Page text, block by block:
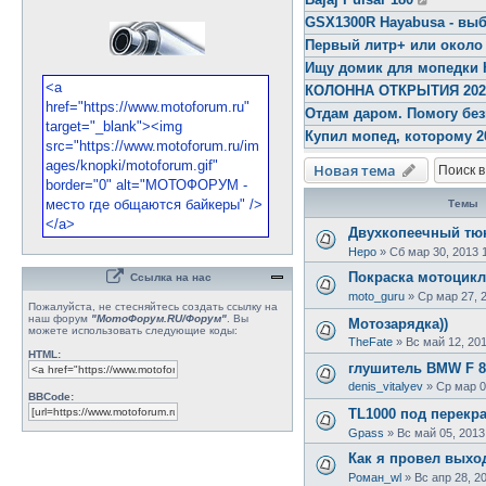
GSX1300R Hayabusa -
Первый литр+ или около
Ищу домик для мопедки
КОЛОННА ОТКРЫТИЯ
Отдам даром. Помогу
Купил мопед, которому
Новая тема
Темы
Двухкопеечный
Неро » Сб мар 30, 2013
Покраска
moto_guru » Ср мар 27,
Мотозарядка))
TheFate » Вс май 12,
глушитель BMW F
denis_vitalyev » Ср мар
TL1000 под
Gpass » Вс май 05,
Как я провел
Роман_wl » Вс апр 28,
Ссылка на нас
Пожалуйста, не стесняйтесь создать ссылку на
наш форум "МотоФорум.RU/Форум" . Вы
можете использовать следующие коды:
HTML:
BBCode: